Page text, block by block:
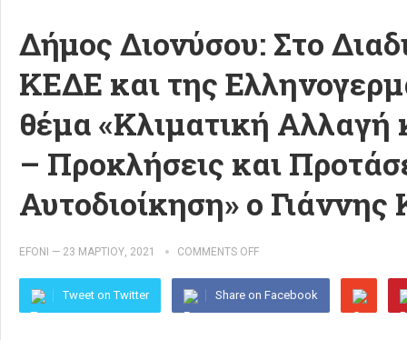
Δήμος Διονύσου: Στο
ΚΕΔΕ και της
θέμα «Κλιματική Αλλαγή
– Προκλήσεις και
Αυτοδιοίκηση» o
EFONI — 23 ΜΑΡΤΊΟΥ, 2021 COMMENTS OFF
Tweet on Twitter Share on Facebook